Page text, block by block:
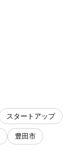
スタートアップ
豊田市